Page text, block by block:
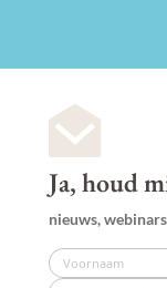
Ja, houd
nieuws,